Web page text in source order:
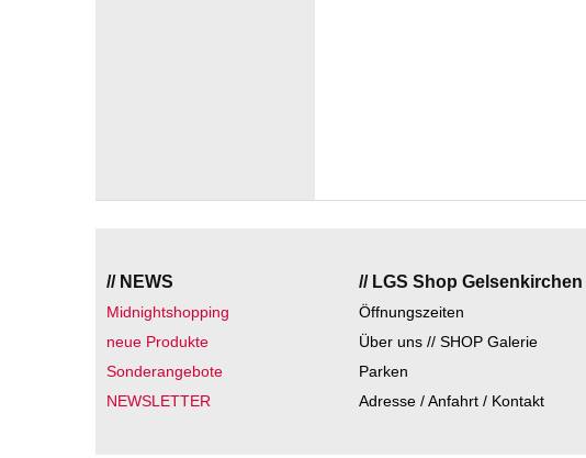
// NEWS
Midnightshopping
neue Produkte
Sonderangebote
NEWSLETTER
// LGS Shop Gelsenkirchen
Öffnungszeiten
Über uns // SHOP Galerie
Parken
Adresse / Anfahrt / Kontakt